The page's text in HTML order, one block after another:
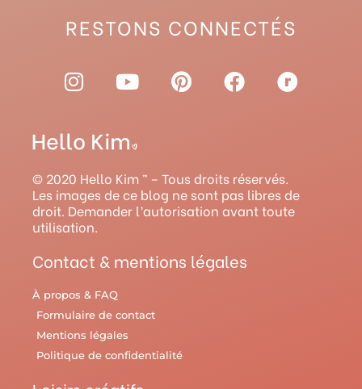
RESTONS CONNECTÉS
I
n
t
a
g
r
a
m
Y
o
t
u
b
e
P
i
r
e
s
F
a
o
o
k
R
a
y
© 2020 Hello Kim ™ – Tous droits réservés.
Les images de ce blog ne sont pas libres de
droit. Demander l’autorisation avant toute
utilisation.
Contact & mentions légales
À propos & FAQ
Formulaire de contact
Mentions légales
Politique de confidentialité